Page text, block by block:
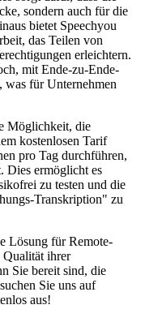
sondern auch für die
bietet Speechyou
das Teilen von
erleichtern.
mit Ende-zu-Ende-
für Unternehmen
Möglichkeit, die
kostenlosen Tarif
pro Tag durchführen,
Dies ermöglicht es
zu testen und die
Transkription" zu
Lösung für Remote-
Qualität ihrer
Sie bereit sind, die
Sie uns auf
aus!